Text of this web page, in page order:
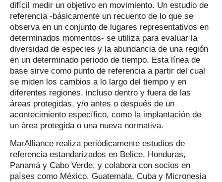
difícil medir un objetivo en movimiento. Un estudio de
referencia -básicamente un recuento de lo que se
observa en un conjunto de lugares representativos en
determinados momentos- se utiliza para evaluar la
diversidad de especies y la abundancia de una región
en un determinado periodo de tiempo. Esta línea de
base sirve como punto de referencia a partir del cual
se miden los cambios a lo largo del tiempo y en
diferentes regiones, incluso dentro y fuera de las
áreas protegidas, y/o antes o después de un
acontecimiento específico, como la implantación de
un área protegida o una nueva normativa.
MarAlliance realiza periódicamente estudios de
referencia estandarizados en Belice, Honduras,
Panamá y Cabo Verde, y colabora con socios en
países como México, Guatemala, Cuba y Micronesia